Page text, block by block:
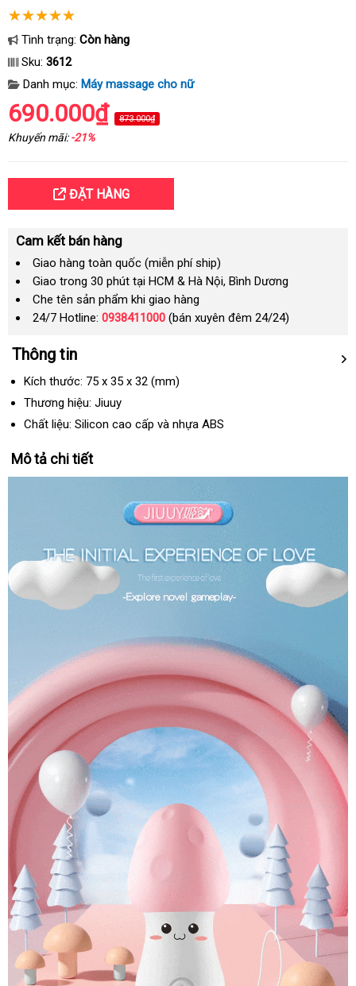
Tình trạng: Còn hàng
Sku: 3612
Danh mục: Máy massage cho nữ
690.000₫ 873.000₫
Khuyến mãi:-21%
ĐẶT HÀNG
Cam kết bán hàng
Giao hàng toàn quốc (miễn phí ship)
Giao trong 30 phút tại HCM & Hà Nội, Bình Dương
Che tên sản phẩm khi giao hàng
24/7 Hotline: 0938411000 (bán xuyên đêm 24/24)
Thông tin
Kích thước: 75 x 35 x 32 (mm)
Thương hiệu: Jiuuy
Chất liệu: Silicon cao cấp giảm
và nhựa ABS
Mô tả chi tiết